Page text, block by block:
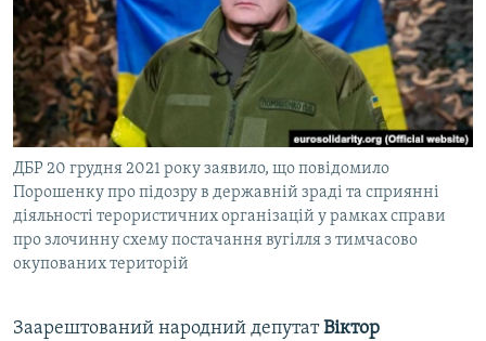
ДЕПОРТАЦІЯ
ВІДЕОУРОКИ «ELIFBE»
СВІДЧЕННЯ ОКУПАЦІЇ
УКРАЇНСЬКА ПРОБЛЕМА КРИМУ
ІНФОГРАФІКА
ЯК ОБІЙТИ БЛОКУВАННЯ
Русский
Qırımtatar
ДОЛУЧАЙСЯ!
Усі сайти RFE/RL
ДБР 20 грудня 2021 року заявило, що повідомило
Порошенку про підозру в державній зраді та сприянні
діяльності терористичних організацій у рамках справи
про злочинну схему постачання вугілля з тимчасово
окупованих територій
Заарештований народний депутатВіктор